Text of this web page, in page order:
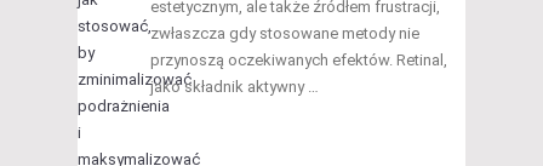
estetycznym, ale także źródłem frustracji,
zwłaszcza gdy stosowane metody nie
przynoszą oczekiwanych efektów. Retinal,
jako składnik aktywny …